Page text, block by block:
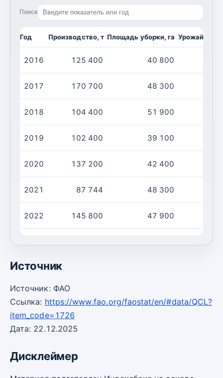
Поиск
Год Производство, т Площадь уборки, га
2016 125 400 40 800
2017 170 700 48 300
2018 104 400 51 900
2019 102 400 39 100
2020 137 200 42 400
2021 87 744 48 300
2022 145 800 47 900
Источник
Источник: ФАО
Ссылка: https://www.fao.org/faostat/en/#data/QCL?
item_code=1726
Дата: 22.12.2025
Дисклеймер